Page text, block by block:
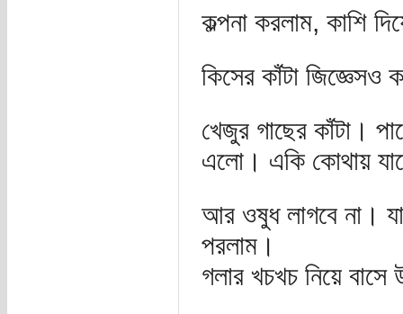
কল্পনা করলাম, কাশি
কিসের কাঁটা
খেজুর গাছের কাঁটা।
এলো। একি কোথায়
আর ওষুধ লাগবে না। যা
পরলাম।
গলার খচখচ নিয়ে